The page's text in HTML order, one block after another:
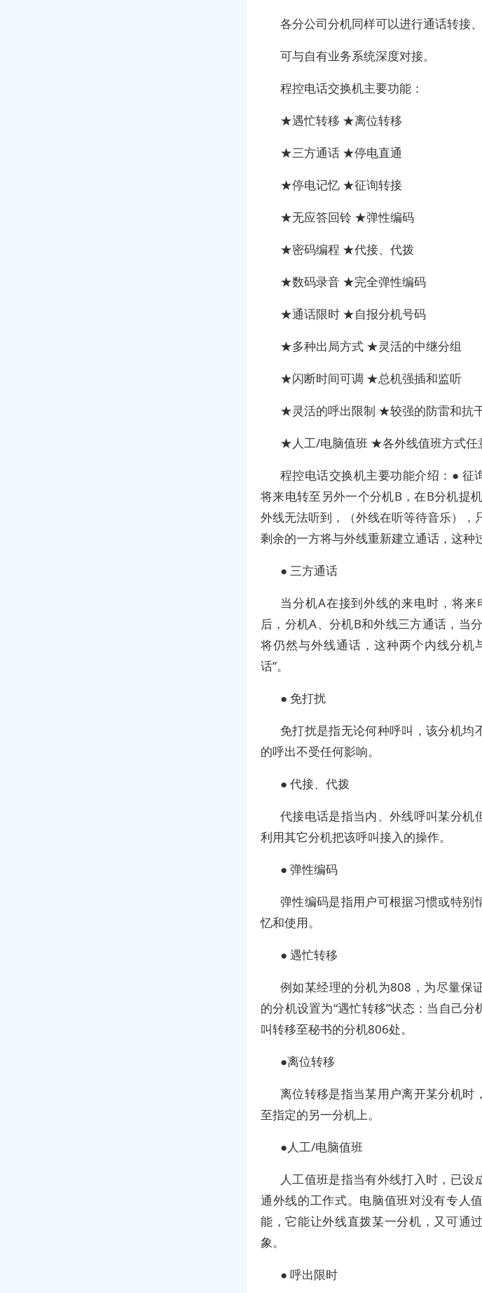
各分公司分机同样可以进行通话转接
可与自有业务系统深度对接。
程控电话交换机主要功能：
★遇忙转移 ★离位转移
★三方通话 ★停电直通
★停电记忆 ★征询转接
★无应答回铃 ★弹性编码
★密码编程 ★代接、代拨
★数码录音 ★完全弹性编码
★通话限时 ★自报分机号码
★多种出局方式 ★灵活的中继分组
★闪断时间可调 ★总机强插和监听
★灵活的呼出限制 ★较强的防雷和抗
★人工/电脑值班 ★各外线值班方式任
程控电话交换机主要功能介绍：● 征
将来电转至另外一个分机B，在B分机提
外线无法听到，（外线在听等待音乐），
剩余的一方将与外线重新建立通话，这种
● 三方通话
当分机A在接到外线的来电时，将
后，分机A、分机B和外线三方通话，当
将仍然与外线通话，这种两个内线分机
话”。
● 免打扰
免打扰是指无论何种呼叫，该分机均
的呼出不受任何影响。
● 代接、代拨
代接电话是指当内、外线呼叫某分机
利用其它分机把该呼叫接入的操作。
● 弹性编码
弹性编码是指用户可根据习惯或特别
忆和使用。
● 遇忙转移
例如某经理的分机为808，为尽量保
的分机设置为“遇忙转移”状态：当自己
叫转移至秘书的分机806处。
●离位转移
离位转移是指当某用户离开某分机时
至指定的另一分机上。
●人工/电脑值班
人工值班是指当有外线打入时，已
通外线的工作式。电脑值班对没有专人
能，它能让外线直拨某一分机，又可通
象。
● 呼出限时